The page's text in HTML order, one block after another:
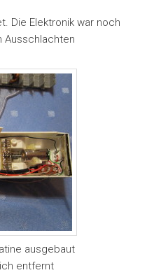
Die Elektronik war noch
Ausschlachten
ausgebaut
entfernt